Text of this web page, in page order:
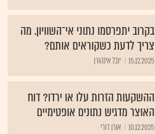
בקרוב יתפרסמו נתוני אי־השוויון. מה
צריך לדעת כשקוראים אותם?
15.12.2025 יובל אינהורן
ההשקעות הזרות עלו או ירדו? דוח
האוצר מדגיש נתונים אופטימיים
10.12.2025 אורן דורי